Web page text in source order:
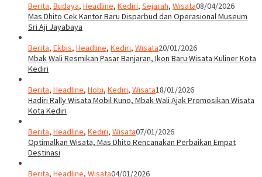
Berita, Budaya, Headline, Kediri, Sejarah, Wisata08/04/2026
Mas Dhito Cek Kantor Baru Disparbud dan Operasional Museum
Sri Aji Jayabaya
Berita, Ekbis, Headline, Kediri, Wisata20/01/2026
Mbak Wali Resmikan Pasar Banjaran, Ikon Baru Wisata Kuliner Kota
Kediri
Berita, Headline, Hobi, Kediri, Wisata18/01/2026
Hadiri Rally Wisata Mobil Kuno, Mbak Wali Ajak Promosikan Wisata
Kota Kediri
Berita, Headline, Kediri, Wisata07/01/2026
Optimalkan Wisata, Mas Dhito Rencanakan Perbaikan Empat
Destinasi
Berita, Headline, Wisata04/01/2026